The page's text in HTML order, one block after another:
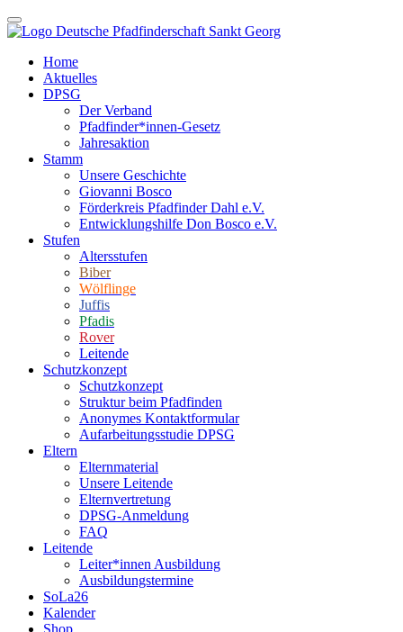
Home
Aktuelles
DPSG
Der Verband
Pfadfinder*innen-Gesetz
Jahresaktion
Stamm
Unsere Geschichte
Giovanni Bosco
Förderkreis Pfadfinder Dahl e.V.
Entwicklungshilfe Don Bosco e.V.
Stufen
Altersstufen
Biber
Wölflinge
Juffis
Pfadis
Rover
Leitende
Schutzkonzept
Schutzkonzept
Struktur beim Pfadfinden
Anonymes Kontaktformular
Aufarbeitungsstudie DPSG
Eltern
Elternmaterial
Unsere Leitende
Elternvertretung
DPSG-Anmeldung
FAQ
Leitende
Leiter*innen Ausbildung
Ausbildungstermine
SoLa26
Kalender
Shop